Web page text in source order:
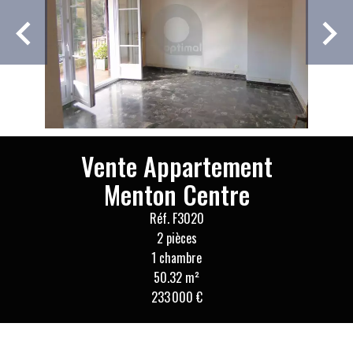
Vente Appartement
Menton Centre
Réf. F3020
2 pièces
1 chambre
50.32 m²
233 000 €